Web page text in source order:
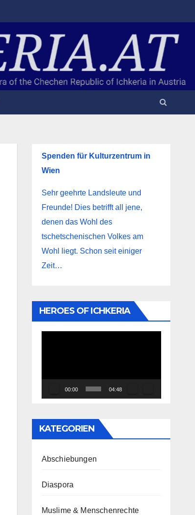
Spenden für Kulturzentrum in
Wien
Sehr geehrte Landsleute und
Freunde! Dies betrifft all jene,
denen das Wohl des
tschetschenischen Volkes am
Wohl liegt. Schon seit einiger
Zeit…
HEROES OF ICHKERIA
00:00 04:48
KATEGORIEN
Abschiebungen
Diaspora
Muslime & Menschenrechte